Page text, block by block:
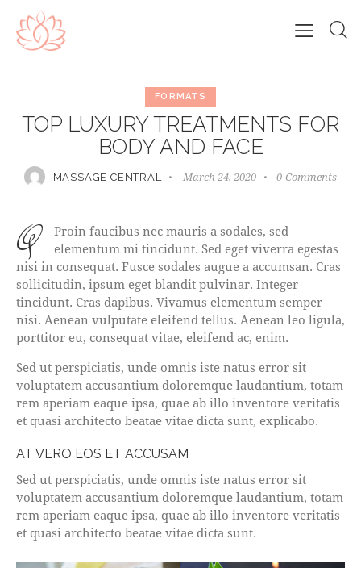
FORMATS
TOP LUXURY TREATMENTS FOR
BODY AND FACE
MASSAGE CENTRAL March 24, 2020 0 Comments
q
Proin faucibus nec mauris a sodales, sed
elementum mi tincidunt. Sed eget viverra egestas
nisi in consequat. Fusce sodales augue a accumsan. Cras
sollicitudin, ipsum eget blandit pulvinar. Integer
tincidunt. Cras dapibus. Vivamus elementum semper
nisi. Aenean vulputate eleifend tellus. Aenean leo ligula,
porttitor eu, consequat vitae, eleifend ac, enim.
Sed ut perspiciatis, unde omnis iste natus error sit
voluptatem accusantium doloremque laudantium, totam
rem aperiam eaque ipsa, quae ab illo inventore veritatis
et quasi architecto beatae vitae dicta sunt, explicabo.
AT VERO EOS ET ACCUSAM
Sed ut perspiciatis, unde omnis iste natus error sit
voluptatem accusantium doloremque laudantium, totam
rem aperiam eaque ipsa, quae ab illo inventore veritatis
et quasi architecto beatae vitae dicta sunt.